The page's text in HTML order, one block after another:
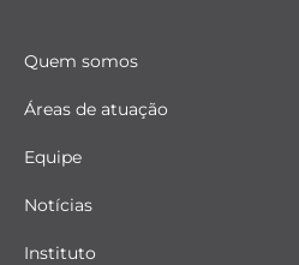
Quem somos
Áreas de atuação
Equipe
Notícias
Instituto